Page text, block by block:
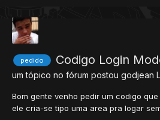
pedido Codigo Login
um tópico no fórum postou godjean
Bom gente venho pedir um codigo
ele cria-se tipo uma area pra logar